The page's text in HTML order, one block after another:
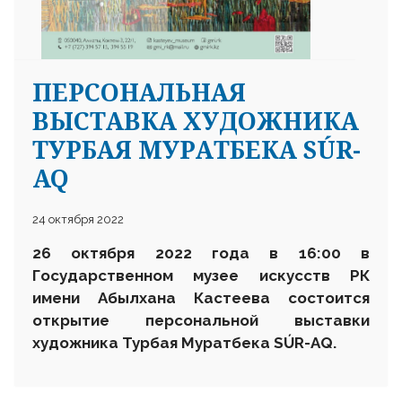
ПЕРСОНАЛЬНАЯ
ВЫСТАВКА ХУДОЖНИКА
ТУРБАЯ МУРАТБЕКА SÚR-
AQ
24 октября 2022
26 октября 2022 года в 16:00 в
Государственном музее искусств РК
имени Абылхана Кастеева состоится
открытие персональной выставки
художника Турбая Муратбека SÚR-AQ.